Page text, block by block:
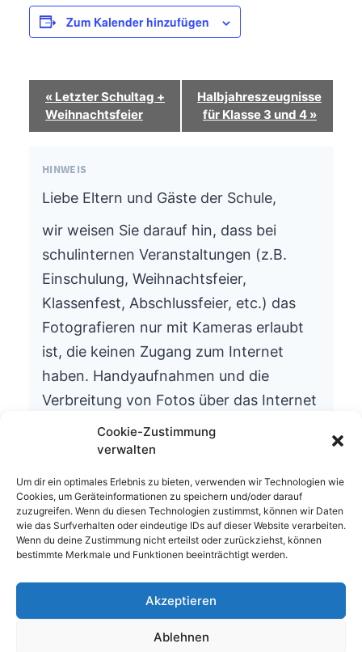
Cookie-Zustimmung
verwalten
Um dir ein optimales Erlebnis zu bieten, verwenden wir Technologien wie
Cookies, um Geräteinformationen zu speichern und/oder darauf
zuzugreifen. Wenn du diesen Technologien zustimmst, können wir Daten
wie das Surfverhalten oder eindeutige IDs auf dieser Website verarbeiten.
Wenn du deine Zustimmung nicht erteilst oder zurückziehst, können
bestimmte Merkmale und Funktionen beeinträchtigt werden.
Akzeptieren
Ablehnen
Zum Kalender hinzufügen
Termin-
Navigation
« Letzter Schultag +
Weihnachtsfeier
Halbjahreszeugnisse
für Klasse 3 und 4 »
HINWEIS
Liebe Eltern und Gäste der Schule,
wir weisen Sie darauf hin, dass bei
schulinternen Veranstaltungen (z.B.
Einschulung, Weihnachtsfeier,
Klassenfest, Abschlussfeier, etc.) das
Fotografieren nur mit Kameras erlaubt
ist, die keinen Zugang zum Internet
haben. Handyaufnahmen und die
Verbreitung von Fotos über das Internet
ist aus datenschutzrechtlichen Gründen
nicht gestattet.
Wir bitten um Ihr Verständnis.
Die Schulleitung